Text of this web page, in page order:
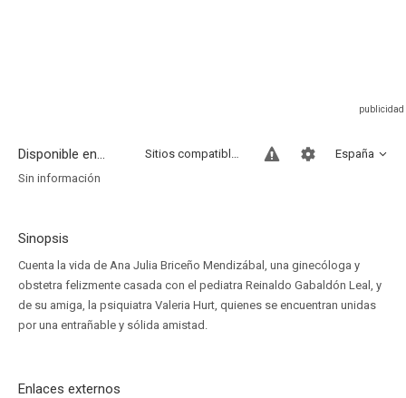
Disponible en... España
Sitios compatibles
Sin información
Sinopsis
Cuenta la vida de Ana Julia Briceño Mendizábal, una ginecóloga y
obstetra felizmente casada con el pediatra Reinaldo Gabaldón Leal, y
de su amiga, la psiquiatra Valeria Hurt, quienes se encuentran unidas
por una entrañable y sólida amistad.
Enlaces externos